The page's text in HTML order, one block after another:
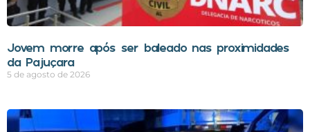
Jovem morre após ser baleado nas proximidades
da Pajuçara
5 de agosto de 2026